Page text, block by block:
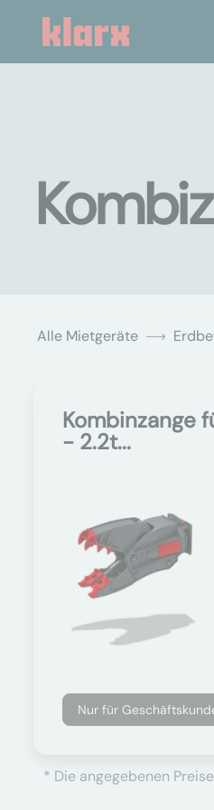
Alle Mietgeräte
Kombinzange
- 2.2t...
Nur für
* Die angegebenen